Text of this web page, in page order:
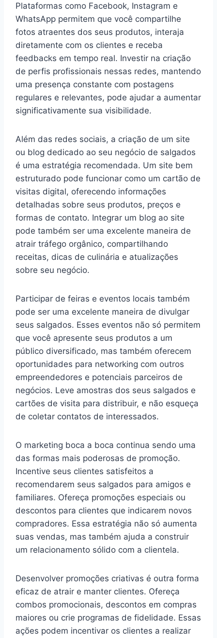
Plataformas como Facebook, Instagram e
WhatsApp permitem que você compartilhe
fotos atraentes dos seus produtos, interaja
diretamente com os clientes e receba
feedbacks em tempo real. Investir na criação
de perfis profissionais nessas redes, mantendo
uma presença constante com postagens
regulares e relevantes, pode ajudar a aumentar
significativamente sua visibilidade.
Além das redes sociais, a criação de um site
ou blog dedicado ao seu negócio de salgados
é uma estratégia recomendada. Um site bem
estruturado pode funcionar como um cartão de
visitas digital, oferecendo informações
detalhadas sobre seus produtos, preços e
formas de contato. Integrar um blog ao site
pode também ser uma excelente maneira de
atrair tráfego orgânico, compartilhando
receitas, dicas de culinária e atualizações
sobre seu negócio.
Participar de feiras e eventos locais também
pode ser uma excelente maneira de divulgar
seus salgados. Esses eventos não só permitem
que você apresente seus produtos a um
público diversificado, mas também oferecem
oportunidades para networking com outros
empreendedores e potenciais parceiros de
negócios. Leve amostras dos seus salgados e
cartões de visita para distribuir, e não esqueça
de coletar contatos de interessados.
O marketing boca a boca continua sendo uma
das formas mais poderosas de promoção.
Incentive seus clientes satisfeitos a
recomendarem seus salgados para amigos e
familiares. Ofereça promoções especiais ou
descontos para clientes que indicarem novos
compradores. Essa estratégia não só aumenta
suas vendas, mas também ajuda a construir
um relacionamento sólido com a clientela.
Desenvolver promoções criativas é outra forma
eficaz de atrair e manter clientes. Ofereça
combos promocionais, descontos em compras
maiores ou crie programas de fidelidade. Essas
ações podem incentivar os clientes a realizar